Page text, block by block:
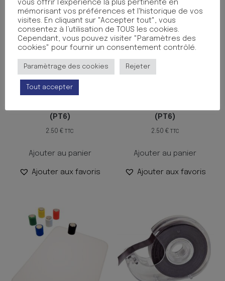
(PT6)
2.50€ TTC
Ajouter au panier
Ajouter aux favoris
(PT6)
2.50 € TTC
Ajouter au panier
Ajouter aux favoris
vous offrir l’expérience la plus pertinente en
mémorisant vos préférences et l'historique de vos
visites. En cliquant sur "Accepter tout", vous
consentez à l’utilisation de TOUS les cookies.
Cependant, vous pouvez visiter "Paramètres des
cookies" pour fournir un consentement contrôlé.
Paramètrage des cookies Rejeter
Tout accepter